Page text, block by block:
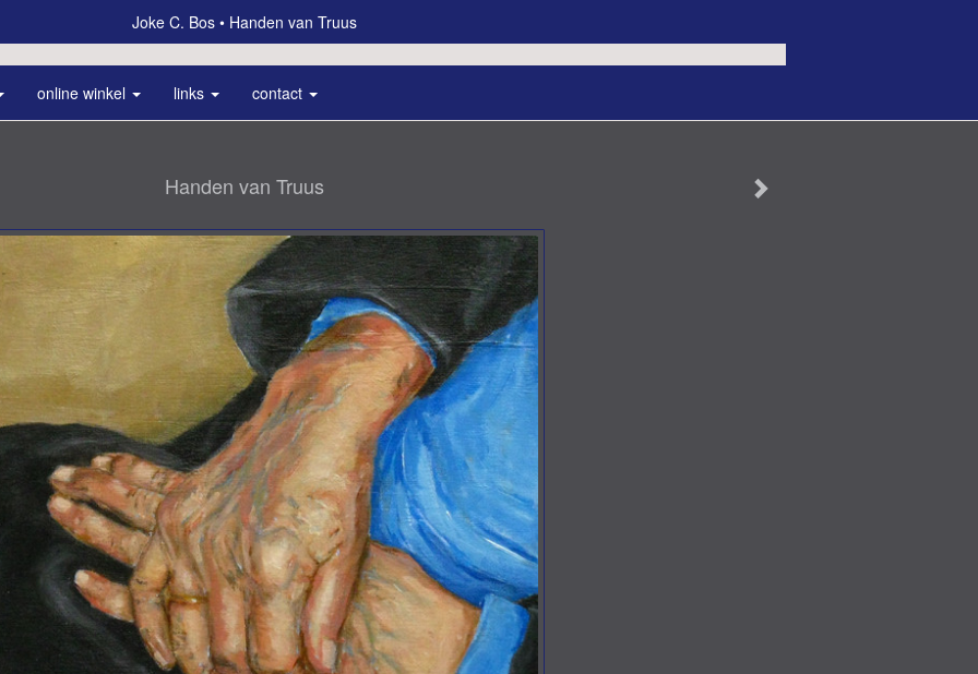
Joke C. Bos Handen van Truus
online winkel links contact
Handen van Truus